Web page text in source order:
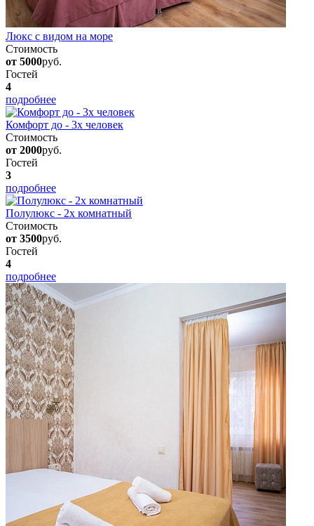
Люкс с видом на море
Стоимость
от 5000руб.
Гостей
4
подробнее
Комфорт до - 3х человек
Стоимость
от 2000руб.
Гостей
3
подробнее
Полулюкс - 2х комнатный
Стоимость
от 3500руб.
Гостей
4
подробнее